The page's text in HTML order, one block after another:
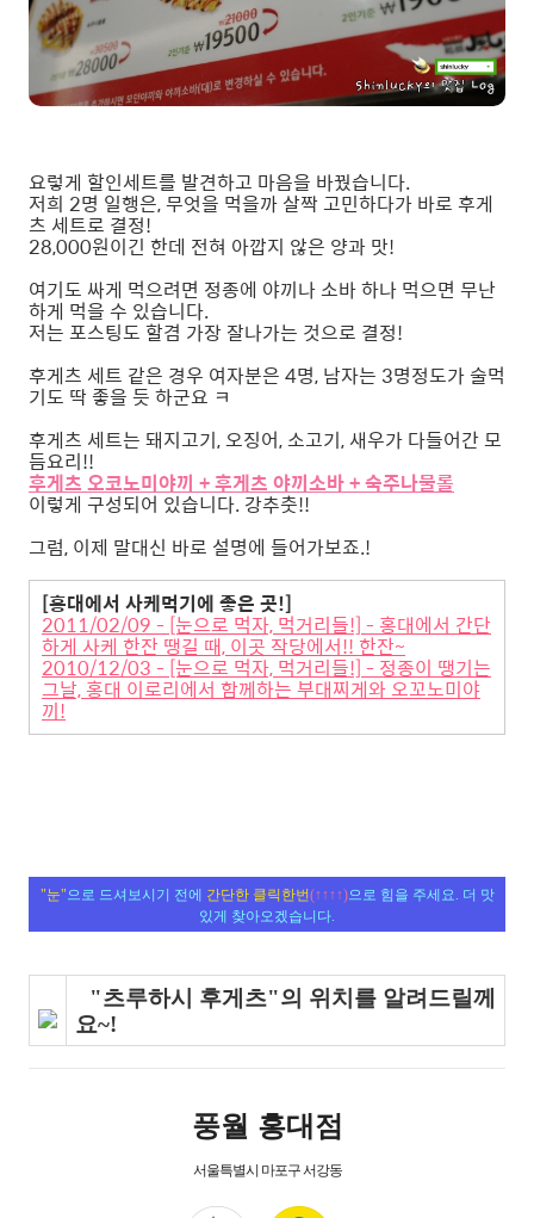
요렇게 할인세트를 발견하고 마음을 바꿨습니다.
저희 2명 일행은, 무엇을 먹을까 살짝 고민하다가 바로 후게
츠 세트로 결정!
28,000원이긴 한데 전혀 아깝지 않은 양과 맛!
여기도 싸게 먹으려면 정종에 야끼나 소바 하나 먹으면 무난
하게 먹을 수 있습니다.
저는 포스팅도 할겸 가장 잘나가는 것으로 결정!
후게츠 세트 같은 경우 여자분은 4명, 남자는 3명정도가 술먹
기도 딱 좋을 듯 하군요 ㅋ
후게츠 세트는 돼지고기, 오징어, 소고기, 새우가 다들어간 모
듬요리!!
후게츠 오코노미야끼 + 후게츠 야끼소바 + 숙주나물롤
이렇게 구성되어 있습니다. 강추춧!!
그럼, 이제 말대신 바로 설명에 들어가보죠.!
[홍대에서 사케먹기에 좋은 곳!]
2011/02/09 - [눈으로 먹자, 먹거리들!] - 홍대에서 간단
하게 사케 한잔 땡길 때, 이곳 작당에서!! 한잔~
2010/12/03 - [눈으로 먹자, 먹거리들!] - 정종이 땡기는
그날, 홍대 이로리에서 함께하는 부대찌게와 오꼬노미야
끼!
"눈"으로 드셔보시기 전에 간단한 클릭한번(↑↑↑↑)으로 힘을 주세요. 더 맛
있게 찾아오겠습니다.
"츠루하시 후게츠"의 위치를 알려드릴께
요~!